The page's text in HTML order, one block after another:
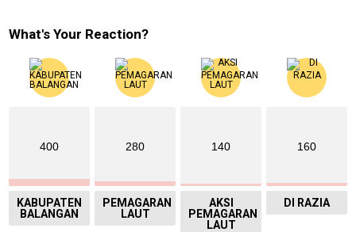
What's Your Reaction?
400
KABUPATEN
BALANGAN
280
PEMAGARAN
LAUT
140
AKSI
PEMAGARAN
LAUT
160
DI RAZIA